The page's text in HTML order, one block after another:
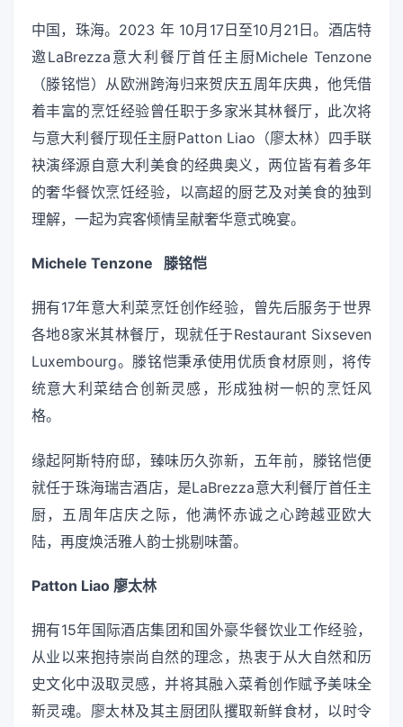
中国，珠海。2023 年 10月17日至10月21日。酒店特
邀LaBrezza意大利餐厅首任主厨Michele Tenzone
（滕铭恺）从欧洲跨海归来贺庆五周年庆典，他凭借
着丰富的烹饪经验曾任职于多家米其林餐厅，此次将
与意大利餐厅现任主厨Patton Liao（廖太林）四手联
袂演绎源自意大利美食的经典奥义，两位皆有着多年
的奢华餐饮烹饪经验，以高超的厨艺及对美食的独到
理解，一起为宾客倾情呈献奢华意式晚宴。
Michele Tenzone 滕铭恺
拥有17年意大利菜烹饪创作经验，曾先后服务于世界
各地8家米其林餐厅，现就任于Restaurant Sixseven
Luxembourg。滕铭恺秉承使用优质食材原则，将传
统意大利菜结合创新灵感，形成独树一帜的烹饪风
格。
缘起阿斯特府邸，臻味历久弥新，五年前，滕铭恺便
就任于珠海瑞吉酒店，是LaBrezza意大利餐厅首任主
厨，五周年店庆之际，他满怀赤诚之心跨越亚欧大
陆，再度焕活雅人韵士挑剔味蕾。
Patton Liao 廖太林
拥有15年国际酒店集团和国外豪华餐饮业工作经验，
从业以来抱持崇尚自然的理念，热衷于从大自然和历
史文化中汲取灵感，并将其融入菜肴创作赋予美味全
新灵魂。廖太林及其主厨团队攫取新鲜食材，以时令